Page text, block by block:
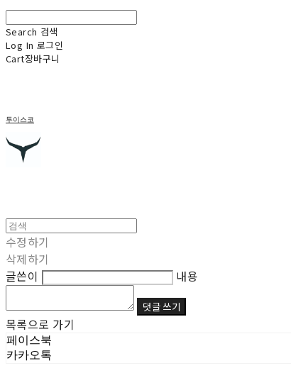
Search 검색
Log In 로그인
Cart장바구니
투이스코
수정하기
삭제하기
글쓴이
내용
댓글 쓰기
목록으로 가기
페이스북
카카오톡